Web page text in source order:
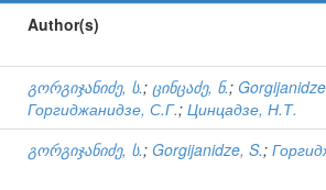
Author(s)
გორგიჯანიძე, ს.; ცინცაძე, ნ.;
Горгиджанидзе, С.Г.; Цинцадзе, Н.Т.
გორგიჯანიძე, ს.; Gorgijanidze, S.;